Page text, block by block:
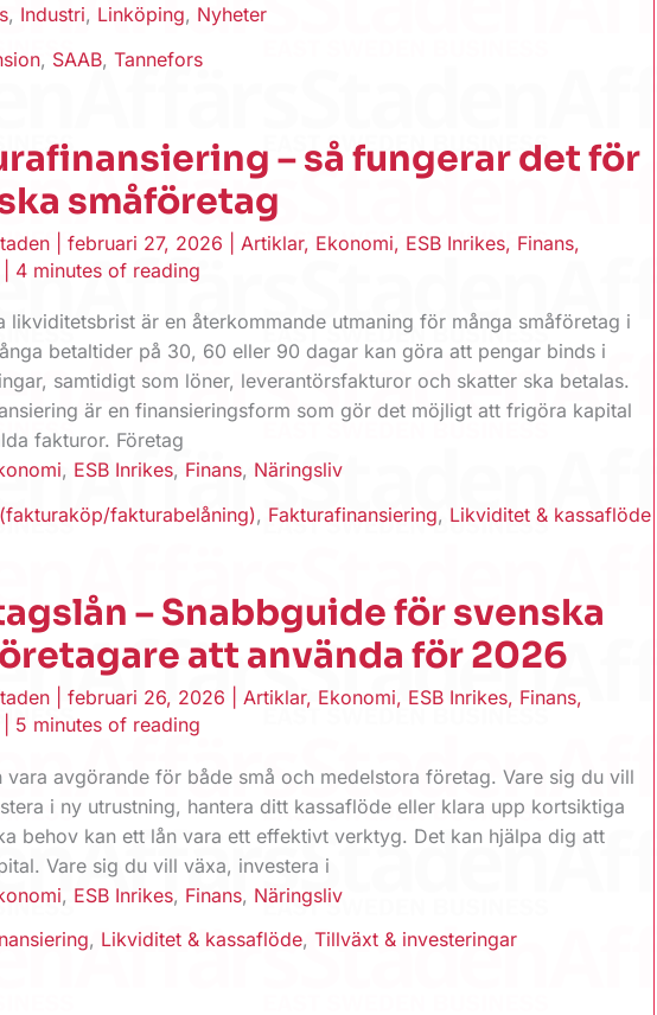
, Industri, Linköping, Nyheter
, SAAB,Tannefors
– så fungerar det för
småföretag
|februari 27, 2026 Artiklar, Ekonomi, ESB Inrikes, Finans,
4 minutes of reading
likviditetsbrist är en återkommande utmaning för många småföretag i
betaltider på 30, 60 eller 90 dagar kan göra att pengar binds i
samtidigt som löner, leverantörsfakturor och skatter ska betalas.
är en finansieringsform som gör det möjligt att frigöra kapital
fakturor. Företag
, ESB Inrikes, Finans, Näringsliv
fakturabelåning), Fakturafinansiering, Likviditet & kassaflöde
– Snabbguide för svenska
att använda för 2026
|februari 26, 2026 |Artiklar, Ekonomi, ESB Inrikes, Finans,
5 minutes of reading
vara avgörande för både små och medelstora företag. Vare sig du vill
i ny utrustning, hantera ditt kassaflöde eller klara upp kortsiktiga
behov kan ett lån vara ett effektivt verktyg. Det kan hjälpa dig att
Vare sig du vill växa, investera i
, ESB Inrikes, Finans, Näringsliv
, Likviditet & kassaflöde,Tillväxt & investeringar